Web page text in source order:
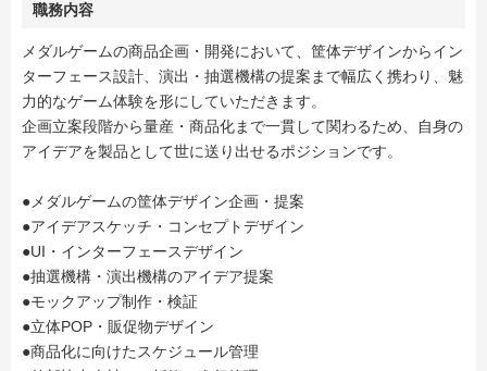
職務内容
メダルゲームの商品企画・開発において、筐体デザインからイン
ターフェース設計、演出・抽選機構の提案まで幅広く携わり、魅
力的なゲーム体験を形にしていただきます。
企画立案段階から量産・商品化まで一貫して関わるため、自身の
アイデアを製品として世に送り出せるポジションです。
●メダルゲームの筐体デザイン企画・提案
●アイデアスケッチ・コンセプトデザイン
●UI・インターフェースデザイン
●抽選機構・演出機構のアイデア提案
●モックアップ制作・検証
●立体POP・販促物デザイン
●商品化に向けたスケジュール管理